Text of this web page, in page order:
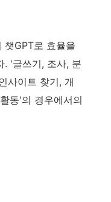
챗GPT로 효율을
. '글쓰기, 조사, 분
사이트 찾기, 개
동'의 경우에서의